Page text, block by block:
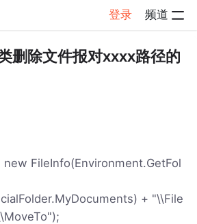
登录 频道
详情
删除文件报对xxxx路径的
FileInfo(Environment.GetFol
+ "\\File